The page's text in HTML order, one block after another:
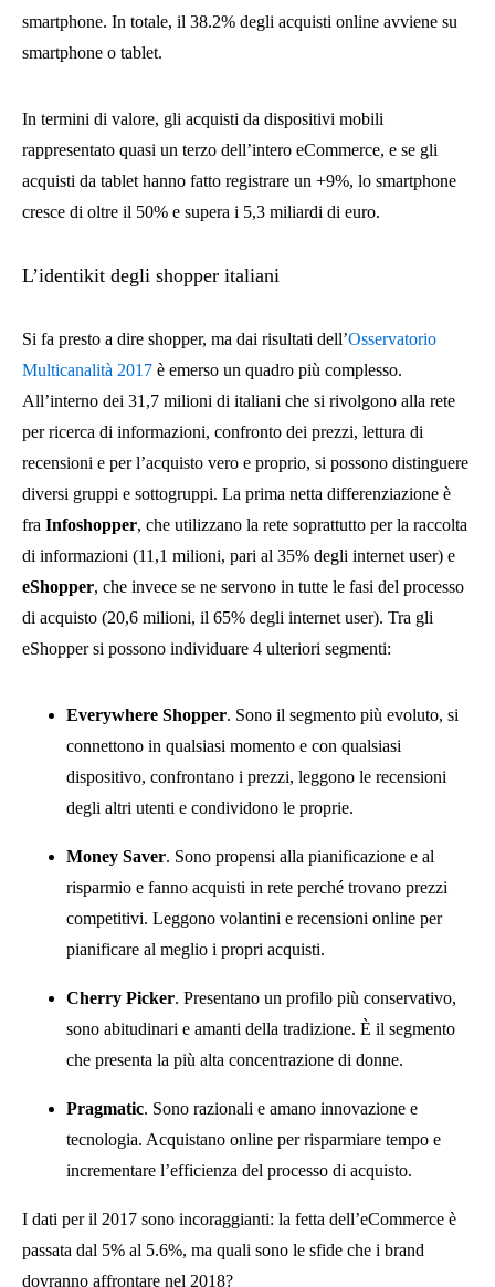
smartphone. In totale, il 38.2% degli acquisti online avviene su
smartphone o tablet.
In termini di valore, gli acquisti da dispositivi mobili
rappresentato quasi un terzo dell’intero eCommerce, e se gli
acquisti da tablet hanno fatto registrare un +9%, lo smartphone
cresce di oltre il 50% e supera i 5,3 miliardi di euro.
L’identikit degli shopper italiani
Si fa presto a dire shopper, ma dai risultati dell’Osservatorio
Multicanalità 2017 è emerso un quadro più complesso.
All’interno dei 31,7 milioni di italiani che si rivolgono alla rete
per ricerca di informazioni, confronto dei prezzi, lettura di
recensioni e per l’acquisto vero e proprio, si possono distinguere
diversi gruppi e sottogruppi. La prima netta differenziazione è
fra Infoshopper, che utilizzano la rete soprattutto per la raccolta
di informazioni (11,1 milioni, pari al 35% degli internet user) e
eShopper, che invece se ne servono in tutte le fasi del processo
di acquisto (20,6 milioni, il 65% degli internet user). Tra gli
eShopper si possono individuare 4 ulteriori segmenti:
Everywhere Shopper. Sono il segmento più evoluto, si
connettono in qualsiasi momento e con qualsiasi
dispositivo, confrontano i prezzi, leggono le recensioni
degli altri utenti e condividono le proprie.
Money Saver. Sono propensi alla pianificazione e al
risparmio e fanno acquisti in rete perché trovano prezzi
competitivi. Leggono volantini e recensioni online per
pianificare al meglio i propri acquisti.
Cherry Picker. Presentano un profilo più conservativo,
sono abitudinari e amanti della tradizione. È il segmento
che presenta la più alta concentrazione di donne.
Pragmatic. Sono razionali e amano innovazione e
tecnologia. Acquistano online per risparmiare tempo e
incrementare l’efficienza del processo di acquisto.
I dati per il 2017 sono incoraggianti: la fetta dell’eCommerce è
passata dal 5% al 5.6%, ma quali sono le sfide che i brand
dovranno affrontare nel 2018?